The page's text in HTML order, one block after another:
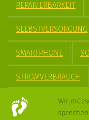
Wir
REPARIERBARKEIT
SELBSTVERSORGUNG
SMARTPHONE
STROMVERBRAUCH
TREND